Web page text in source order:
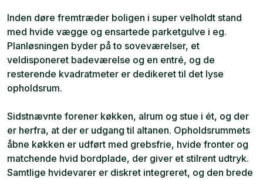
Inden døre fremtræder boligen i super velholdt stand
med hvide vægge og ensartede parketgulve i eg.
Planløsningen byder på to soveværelser, et
veldisponeret badeværelse og en entré, og de
resterende kvadratmeter er dedikeret til det lyse
opholdsrum.
Sidstnævnte forener køkken, alrum og stue i ét, og der
er herfra, at der er udgang til altanen. Opholdsrummets
åbne køkken er udført med grebsfrie, hvide fronter og
matchende hvid bordplade, der giver et stilrent udtryk.
Samtlige hvidevarer er diskret integreret, og den brede